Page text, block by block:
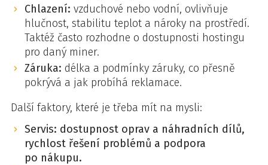
Chlazení: vzduchové nebo vodní, ovlivňuje
hlučnost, stabilitu teplot a nároky na prostředí.
Taktéž často rozhodne o dostupnosti hostingu
pro daný miner.
Záruka: délka a podmínky záruky, co přesně
pokrývá a jak probíhá reklamace.
Další faktory, které je třeba mít na mysli:
Servis: dostupnost oprav a náhradních dílů,
rychlost řešení problémů a podpora
po nákupu.